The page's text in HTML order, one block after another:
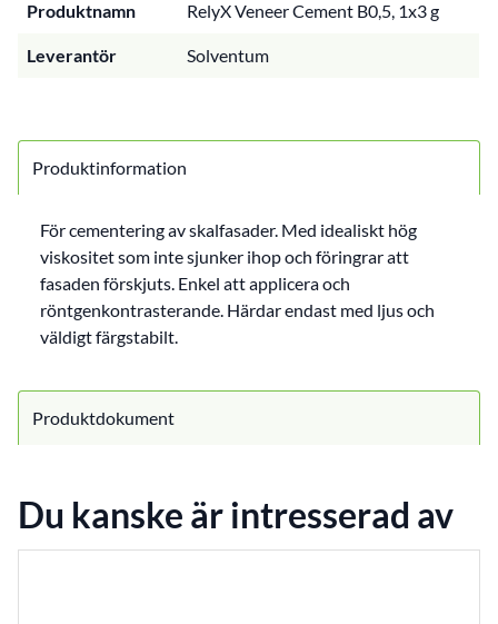
Produktnamn RelyX Veneer Cement B0,5, 1x3 g
Leverantör Solventum
Produktinformation
För cementering av skalfasader. Med idealiskt hög
viskositet som inte sjunker ihop och föringrar att
fasaden förskjuts. Enkel att applicera och
röntgenkontrasterande. Härdar endast med ljus och
väldigt färgstabilt.
Produktdokument
Du kanske är intresserad av